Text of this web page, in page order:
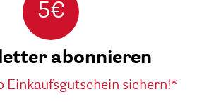
5€
abonnieren
Einkaufsgutschein sichern!*